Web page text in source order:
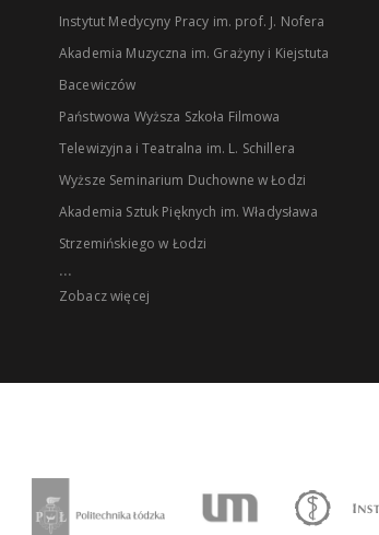
Instytut Medycyny Pracy im. prof. J. Nofera
Akademia Muzyczna im. Grażyny i Kiejstuta
Bacewiczów
Państwowa Wyższa Szkoła Filmowa
Telewizyjna i Teatralna im. L. Schillera
Wyższe Seminarium Duchowne w Łodzi
Akademia Sztuk Pięknych im. Władysława
Strzemińskiego w Łodzi
...
Zobacz więcej